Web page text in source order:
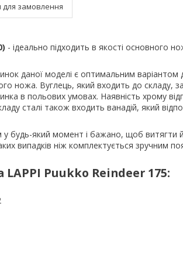
для замовлення
- ідеально підходить в якості основного
даної моделі є оптимальним варіантом
ножа. Вуглець, який входить до складу,
в польових умовах. Наявність хрому
сталі також входить ванадій, який
будь-який момент і бажано, щоб витягти
випадків ніж комплектується зручним
Puukko Reindeer 175: